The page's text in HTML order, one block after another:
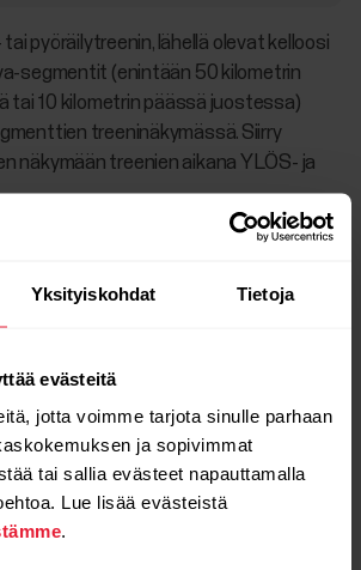
Yksityiskohdat Tietoja
evästeitä
jotta voimme tarjota sinulle parhaan
ja sopivimmat
tai sallia evästeet napauttamalla
Lue lisää evästeistä
.
pyöräilytreenin, lähellä olevat kelloosi
segmentit (enintään 50 kilometrin
tai 10 kilometrin päässä juostessa)
treeninäkymässä. Siirry
näkymään treenien aikana YLÖS- ja
(eli kun olet enintään 200 metrin